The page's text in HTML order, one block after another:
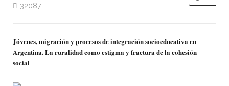
32087
Jóvenes, migración y procesos de integración socioeducativa en
Argentina. La ruralidad como estigma y fractura de la cohesión
social